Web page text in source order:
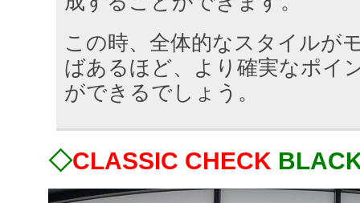
この時、全体的なスタイルが
ばあるほど、より確実なポイ
ができるでしょう。
◇CLASSIC CHECK